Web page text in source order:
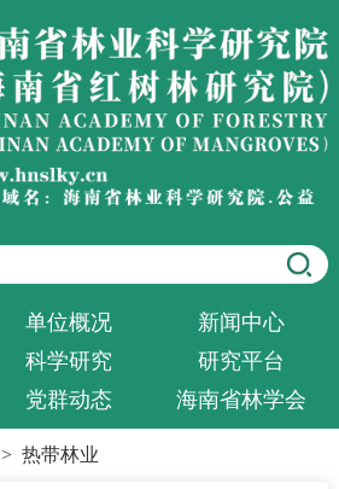
单位概况
新闻中心
科学研究
研究平台
党群动态 海南省林学会
> 热带林业